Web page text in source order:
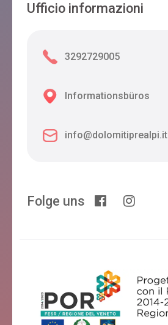
Ufficio informazioni
3292729005
Informationsbüros
info@dolomitiprealpi.it
Folge uns